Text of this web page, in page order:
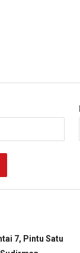
7, Pintu Satu